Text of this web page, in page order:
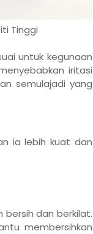
Tinggi
untuk kegunaan
iritasi
semulajadi yang
ia lebih kuat dan
bersih dan berkilat.
membersihkan